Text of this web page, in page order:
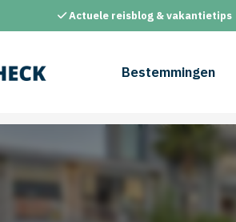
Actuele reisblog & vakantietips
Bestemmingen